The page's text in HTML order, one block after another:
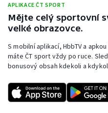
APLIKACE ČT SPORT
Mějte celý sportovní
velké obrazovce.
S mobilní aplikací, HbbTV a
máte ČT sport vždy po ruce.
bonusový obsah kdekoli a